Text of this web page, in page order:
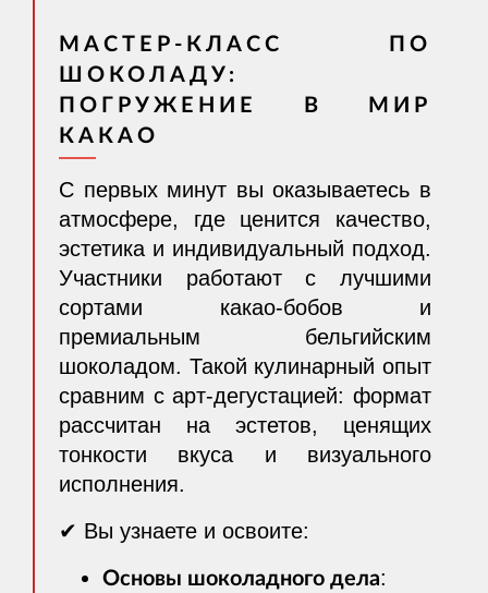
МАСТЕР-КЛАСС ПО
ШОКОЛАДУ:
ПОГРУЖЕНИЕ В МИР
КАКАО
С первых минут вы оказываетесь в
атмосфере, где ценится качество,
эстетика и индивидуальный подход.
Участники работают с лучшими
сортами какао-бобов и
премиальным бельгийским
шоколадом. Такой кулинарный опыт
сравним с арт-дегустацией: формат
рассчитан на эстетов, ценящих
тонкости вкуса и визуального
исполнения.
✔ Вы узнаете и освоите:
Основы шоколадного дела: